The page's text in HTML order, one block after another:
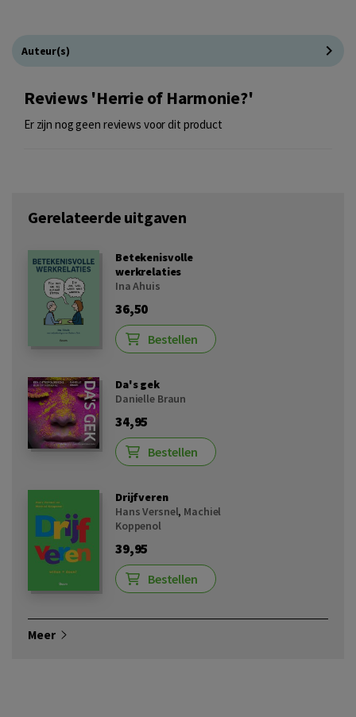
Auteur(s)
Reviews 'Herrie of Harmonie?'
Er zijn nog geen reviews voor dit product
Gerelateerde uitgaven
Betekenisvolle
werkrelaties
Ina Ahuis
36,50
Bestellen
Da's gek
Danielle Braun
34,95
Bestellen
Drijfveren
Hans Versnel, Machiel
Koppenol
39,95
Bestellen
Meer